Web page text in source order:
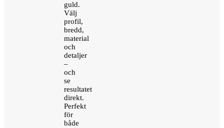
guld.
Välj
profil,
bredd,
material
och
detaljer
–
och
se
resultatet
direkt.
Perfekt
för
både